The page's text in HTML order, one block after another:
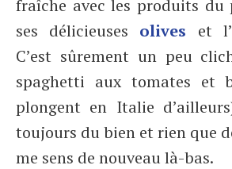
fraîche avec les produits du
ses délicieuses olives et
C’est sûrement un peu
spaghetti aux tomates et
plongent en Italie
toujours du bien et rien que
me sens de nouveau là-bas.